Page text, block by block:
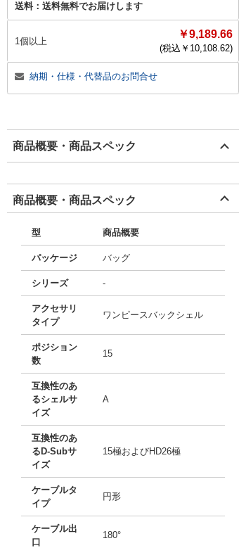
送料： 送料無料でお届けします
1個以上
￥9,189.66
(税込￥ 10,108.62)
納期・仕様・代替品のお問合せ
商品概要・商品スペック
商品概要・商品スペック
型 商品概要
パッケージ バッグ
シリーズ -
アクセサリ
タイプ
ワンピースバックシェル
ポジション
数
15
互換性のあ
るシェルサ
イズ
A
互換性のあ
るD-Subサ
イズ
15極およびHD26極
ケーブルタ
イプ
円形
ケーブル出
口
180°